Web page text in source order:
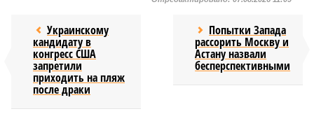
Украинскому
кандидату в
конгресс США
запретили
приходить на пляж
после драки
Попытки Запада
рассорить Москву и
Астану назвали
бесперспективными